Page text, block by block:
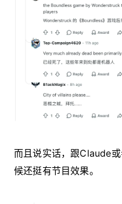
而且说实话，跟Claude
候还挺有节目效果。